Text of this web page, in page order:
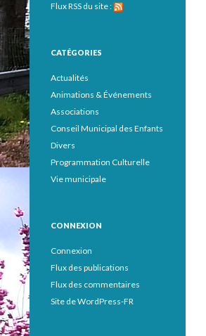
Flux RSS du site :
CATÉGORIES
Actualités
Animations & Événements
Associations
Conseil Municipal des Enfants
Divers
Programmation Culturelle
Vie municipale
CONNEXION
Connexion
Flux des publications
Flux des commentaires
Site de WordPress-FR